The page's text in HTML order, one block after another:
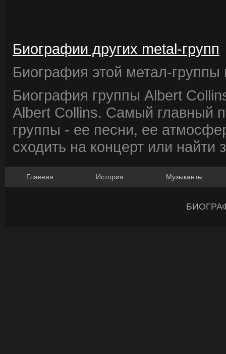
Биографии других metal-групп
Биография этой метал-группы
Биография группы Albert
Albert Collins. Самый главный
группы - ее песни, ее
сходить на концерт или найти
Главная История Музыканты